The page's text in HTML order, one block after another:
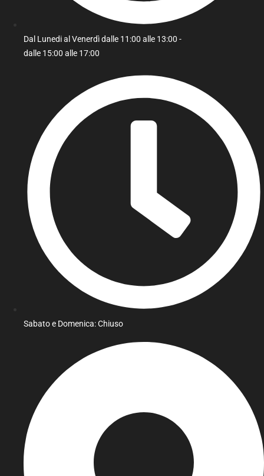
Dal Lunedi al Venerdì dalle 11:00 alle 13:00 -
dalle 15:00 alle 17:00
Sabato e Domenica: Chiuso